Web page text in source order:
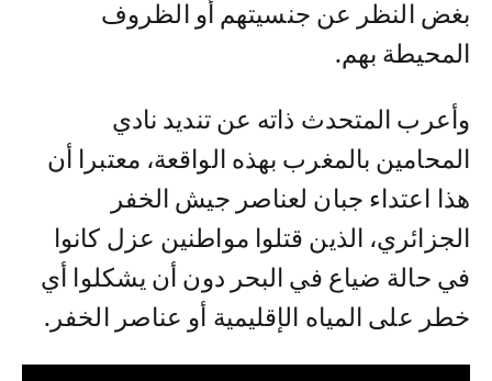
بغض النظر عن جنسيتهم أو الظروف
المحيطة بهم.
وأعرب المتحدث ذاته عن تنديد نادي
المحامين بالمغرب بهذه الواقعة، معتبرا أن
هذا اعتداء جبان لعناصر جيش الخفر
الجزائري، الذين قتلوا مواطنين عزل كانوا
في حالة ضياع في البحر دون أن يشكلوا أي
خطر على المياه الإقليمية أو عناصر الخفر.